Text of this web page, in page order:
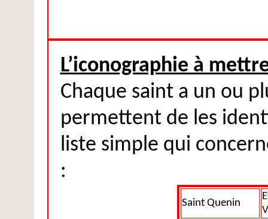
L’iconographie à
Chaque saint a un ou
permettent de les
liste simple qui
:
Saint Quenin